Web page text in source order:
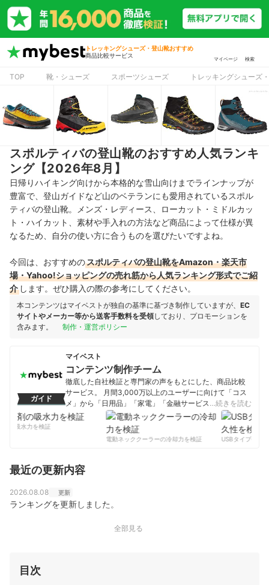
トレッキングシューズ・登山靴おすすめ
商品比較サービス
マイページ 検索
TOP 靴・シューズ スポーツシューズ トレッキングシューズ
スポルティバの登山靴のおすすめ人気ランキ
ング【2026年8月】
日帰りハイキング向けから本格的な雪山向けまでラインナップが
豊富で、登山ガイドなど山のベテランにも愛用されているスポル
ティバの登山靴。メンズ・レディース、ローカット・ミドルカッ
ト・ハイカット、素材や手入れの方法など商品によって仕様が異
なるため、自分の使い方に合うものを選びたいですよね。
今回は、おすすめのスポルティバの登山靴をAmazon・楽天市
場・Yahoo!ショッピングの売れ筋から人気ランキング形式でご紹
介 します。ぜひ購入の際の参考にしてください。
本コンテンツはマイベストが独自の基準に基づき制作していますが、 EC
サイトやメーカー等から送客手数料を受領しており、プロモーションを
含みます。
制作・運営ポリシー
ガイド
マイベスト
コンテンツ制作チーム
徹底した自社検証と専門家の声をもとにした、商品比較
サービス。 月間3,000万以上のユーザーに向けて「コス
メ」から「日用品」「家電」「金融サービス」まで、ベ
ストな商品を選んでもらうために、毎日コンテンツを制
コンテンツ制作チームのプロフィール
…続きを読む
の吸水力を検証
電動ネッククーラーの冷却力を検証
USBタイプCケー
最近の更新内容
2026.08.08 更新
ランキングを更新しました。
全部見る
目次